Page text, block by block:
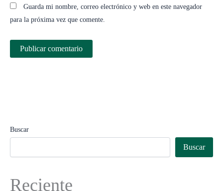
Guarda mi nombre, correo electrónico y web en este navegador
para la próxima vez que comente.
Buscar
Buscar
Reciente